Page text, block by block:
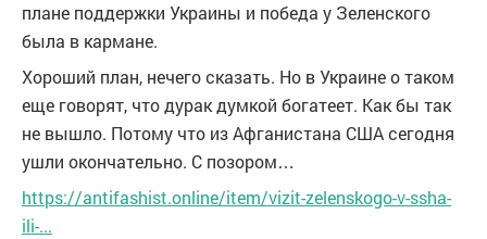
плане поддержки Украины и победа у Зеленского
была в кармане.
Хороший план, нечего сказать. Но в Украине о таком
еще говорят, что дурак думкой богатеет. Как бы так
не вышло. Потому что из Афганистана США сегодня
ушли окончательно. С позором…
https://antifashist.online/item/vizit-zelenskogo-v-ssha-
ili-...